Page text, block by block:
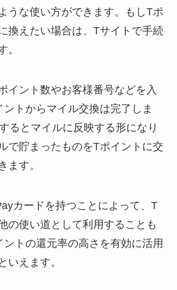
うな使い方ができます。もしTポ
換えたい場合は、Tサイトで手続
。
イント数やお客様番号などを入
トからマイル交換は完了しま
るとマイルに反映する形になり
で貯まったものをTポイントに交
ます。
カードを持つことによって、T
の使い道として利用することも
ントの還元率の高さを有効に活用
いえます。